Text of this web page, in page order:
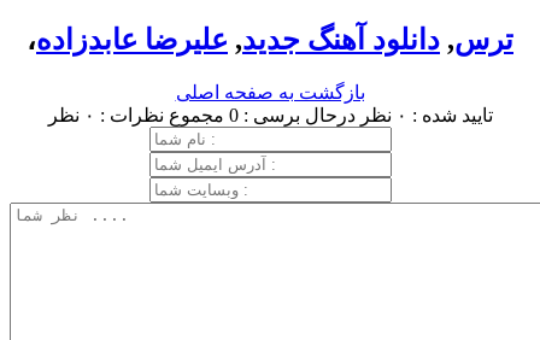
، ترس, دانلود آهنگ جدید, علیرضا عابدزاده
بازگشت به صفحه اصلی
تایید شده : ۰ نظر
درحال برسی : 0 مجموع نظرات : ۰ نظر